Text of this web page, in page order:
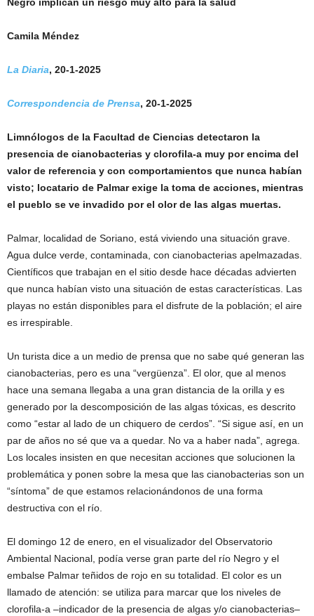
Camila Méndez
La Diaria, 20-1-2025
Correspondencia de Prensa, 20-1-2025
Limnólogos de la Facultad de Ciencias detectaron la
presencia de cianobacterias y clorofila-a muy por encima del
valor de referencia y con comportamientos que nunca habían
visto; locatario de Palmar exige la toma de acciones, mientras
el pueblo se ve invadido por el olor de las algas muertas.
Palmar, localidad de Soriano, está viviendo una situación grave.
Agua dulce verde, contaminada, con cianobacterias apelmazadas.
Científicos que trabajan en el sitio desde hace décadas advierten
que nunca habían visto una situación de estas características. Las
playas no están disponibles para el disfrute de la población; el aire
es irrespirable.
Un turista dice a un medio de prensa que no sabe qué generan las
cianobacterias, pero es una “vergüenza”. El olor, que al menos
hace una semana llegaba a una gran distancia de la orilla y es
generado por la descomposición de las algas tóxicas, es descrito
como “estar al lado de un chiquero de cerdos”. “Si sigue así, en un
par de años no sé que va a quedar. No va a haber nada”, agrega.
Los locales insisten en que necesitan acciones que solucionen la
problemática y ponen sobre la mesa que las cianobacterias son un
“síntoma” de que estamos relacionándonos de una forma
destructiva con el río.
El domingo 12 de enero, en el visualizador del Observatorio
Ambiental Nacional, podía verse gran parte del río Negro y el
embalse Palmar teñidos de rojo en su totalidad. El color es un
llamado de atención: se utiliza para marcar que los niveles de
clorofila-a –indicador de la presencia de algas y/o cianobacterias–